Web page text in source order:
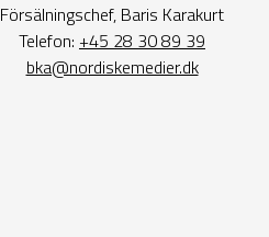
Försälningschef, Baris Karakurt
Telefon: +45 28 30 89 39
bka@nordiskemedier.dk